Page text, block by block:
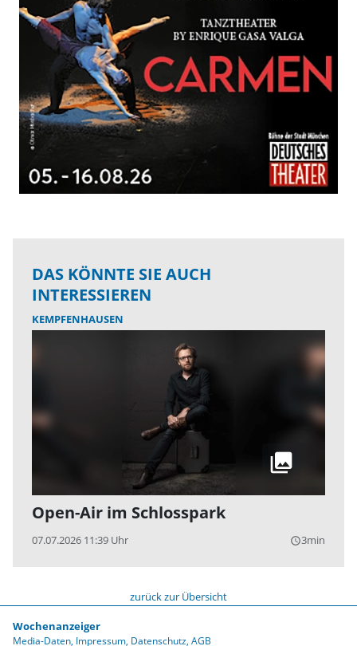
DAS KÖNNTE SIE AUCH
INTERESSIEREN
KEMPFENHAUSEN
Open-Air im Schlosspark
07.07.2026 11:39 Uhr query_builder3min
zurück zur Übersicht
Wochenanzeiger
Media-Daten Impressum Datenschutz AGB